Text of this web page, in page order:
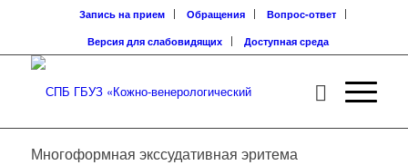
Запись на прием Обращения
Вопрос-ответ
Версия для слабовидящих
Доступная среда
Многоформная экссудативная эритема